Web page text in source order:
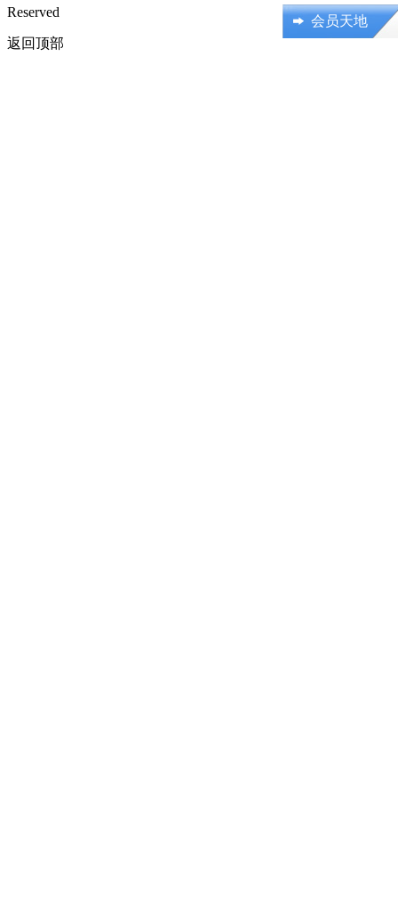
会员天地
Reserved
返回顶部